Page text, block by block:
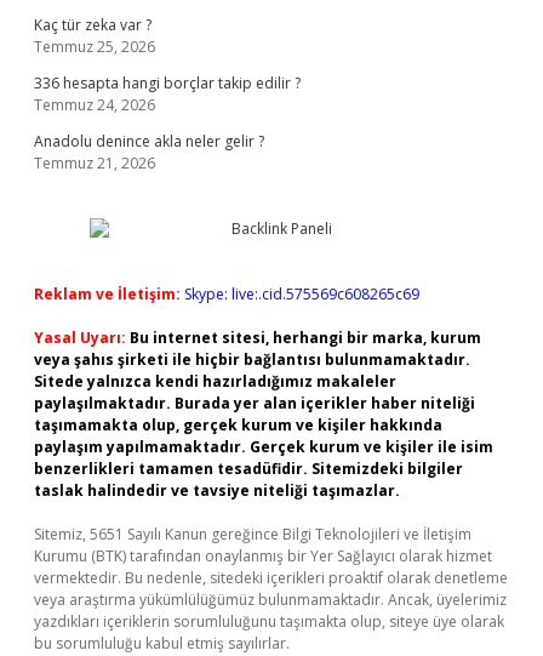
Kaç tür zeka var ?
Temmuz 25, 2026
336 hesapta hangi borçlar takip edilir ?
Temmuz 24, 2026
Anadolu denince akla neler gelir ?
Temmuz 21, 2026
Reklam ve İletişim: Skype: live:.cid.575569c608265c69
Yasal Uyarı: Bu internet sitesi, herhangi bir marka, kurum
veya şahıs şirketi ile hiçbir bağlantısı bulunmamaktadır.
Sitede yalnızca kendi hazırladığımız makaleler
paylaşılmaktadır. Burada yer alan içerikler haber niteliği
taşımamakta olup, gerçek kurum ve kişiler hakkında
paylaşım yapılmamaktadır. Gerçek kurum ve kişiler ile isim
benzerlikleri tamamen tesadüfidir. Sitemizdeki bilgiler
taslak halindedir ve tavsiye niteliği taşımazlar.
Sitemiz, 5651 Sayılı Kanun gereğince Bilgi Teknolojileri ve İletişim
Kurumu (BTK) tarafından onaylanmış bir Yer Sağlayıcı olarak hizmet
vermektedir. Bu nedenle, sitedeki içerikleri proaktif olarak denetleme
veya araştırma yükümlülüğümüz bulunmamaktadır. Ancak, üyelerimiz
yazdıkları içeriklerin sorumluluğunu taşımakta olup, siteye üye olarak
bu sorumluluğu kabul etmiş sayılırlar.